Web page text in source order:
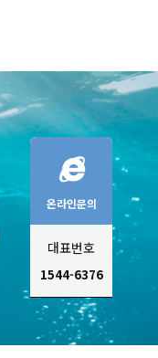
온라인문의
대표번호
1544-6376